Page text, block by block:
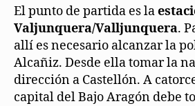
El punto de partida es la
Valjunquera/Valljunquera.
allí es necesario alcanzar la
Alcañiz. Desde ella tomar la
dirección a Castellón. A
capital del Bajo Aragón debe